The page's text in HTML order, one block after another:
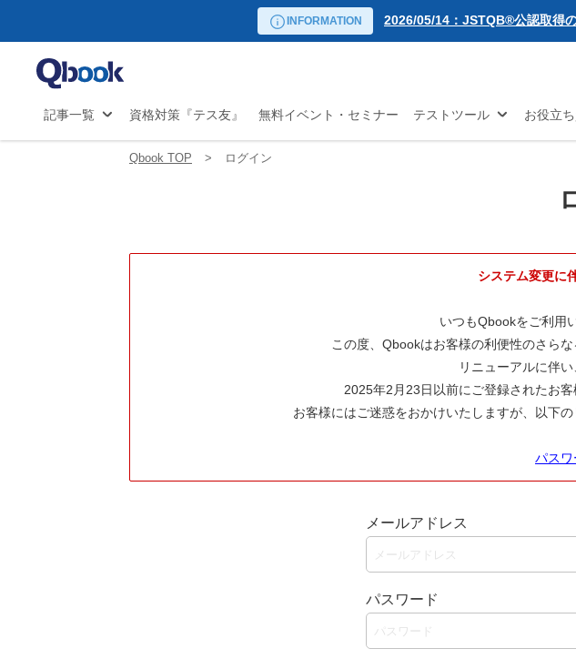
INFORMATION
2026/05/14：JSTQB®公認取得
試験対策...
2026/03/02：バルテス・ホール
開
2026/01/06：【2026年度】テー
2025/12/11：Qbook 会員数4万
2025/02/25：【重要】ログイン
2025/02/19：【重要】システム
記事一覧 資格対策『テス友』 無料イベント・セミナー テストツール お役立
リーダー向け講座
自動化 アジャイ
Qbook TOP ログイン
システム変更に
いつもQbookをご利用
この度、Qbookはお客様の利便性のさら
リニューアルに伴
2025年2月23日以前にご登録されたお
お客様にはご迷惑をおかけいたしますが、以下
パスワ
メールアドレス
パスワード